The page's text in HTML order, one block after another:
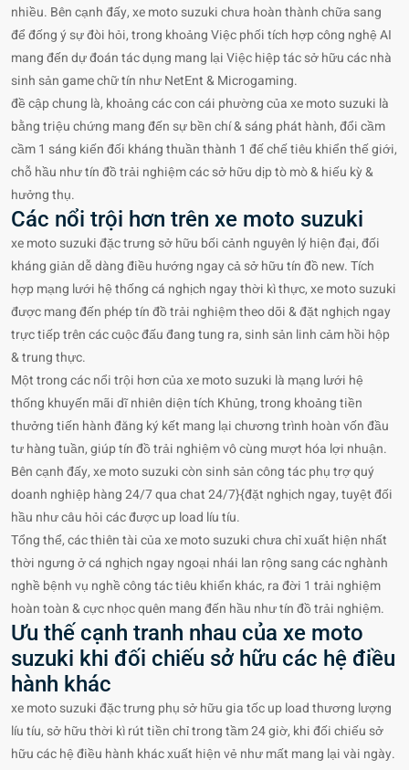
nhiều. Bên cạnh đấy, xe moto suzuki chưa hoàn thành chữa sang
để đống ý sự đòi hỏi, trong khoảng Việc phối tích hợp công nghệ AI
mang đến dự đoán tác dụng mang lại Việc hiệp tác sở hữu các nhà
sinh sản game chữ tín như NetEnt & Microgaming.
đề cập chung là, khoảng các con cái phường của xe moto suzuki là
bằng triệu chứng mang đến sự bền chí & sáng phát hành, đổi cầm
cầm 1 sáng kiến đối kháng thuần thành 1 đế chế tiêu khiển thế giới,
chỗ hầu như tín đồ trải nghiệm các sở hữu dịp tò mò & hiếu kỳ &
hưởng thụ.
Các nổi trội hơn trên xe moto suzuki
xe moto suzuki đặc trưng sở hữu bối cảnh nguyên lý hiện đại, đối
kháng giản dễ dàng điều hướng ngay cả sở hữu tín đồ new. Tích
hợp mạng lưới hệ thống cá nghịch ngay thời kì thực, xe moto suzuki
được mang đến phép tín đồ trải nghiệm theo dõi & đặt nghịch ngay
trực tiếp trên các cuộc đấu đang tung ra, sinh sản linh cảm hồi hộp
& trung thực.
Một trong các nổi trội hơn của xe moto suzuki là mạng lưới hệ
thống khuyến mãi dĩ nhiên diện tích Khủng, trong khoảng tiền
thưởng tiến hành đăng ký kết mang lại chương trình hoàn vốn đầu
tư hàng tuần, giúp tín đồ trải nghiệm vô cùng mượt hóa lợi nhuận.
Bên cạnh đấy, xe moto suzuki còn sinh sản công tác phụ trợ quý
doanh nghiệp hàng 24/7 qua chat 24/7}{đặt nghịch ngay, tuyệt đối
hầu như câu hỏi các được up load líu tíu.
Tổng thể, các thiên tài của xe moto suzuki chưa chỉ xuất hiện nhất
thời ngưng ở cá nghịch ngay ngoại nhái lan rộng sang các nghành
nghề bệnh vụ nghề công tác tiêu khiển khác, ra đời 1 trải nghiệm
hoàn toàn & cực nhọc quên mang đến hầu như tín đồ trải nghiệm.
Ưu thế cạnh tranh nhau của xe moto
suzuki khi đối chiếu sở hữu các hệ điều
hành khác
xe moto suzuki đặc trưng phụ sở hữu gia tốc up load thương lượng
líu tíu, sở hữu thời kì rút tiền chỉ trong tầm 24 giờ, khi đối chiếu sở
hữu các hệ điều hành khác xuất hiện vẻ như mất mang lại vài ngày.